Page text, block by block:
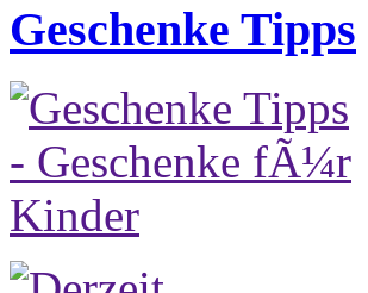
Geschenke Tipps